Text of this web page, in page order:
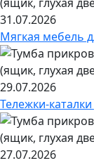
31.07.2026
Мягкая мебель
29.07.2026
Тележки-
27.07.2026